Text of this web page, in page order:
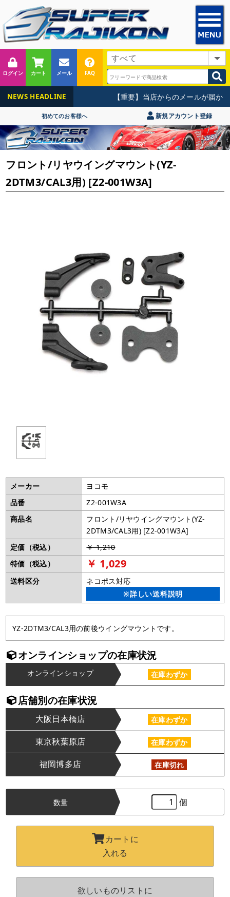
ログイン カート メール FAQ
NEWS HEADLINE 【重要】当店からのメールが届か
初めてのお客様へ 新規アカウント登録
フロント/リヤウイングマウント(YZ-
2DTM3/CAL3用) [Z2-001W3A]
メーカー
ヨコモ
品番
Z2-001W3A
商品名
フロント/リヤウイングマウント(YZ-
2DTM3/CAL3用) [Z2-001W3A]
定価（税込）
￥ 1,210
特価（税込）
￥ 1,029
送料区分
ネコポス対応
※詳しい送料説明
YZ-2DTM3/CAL3用の前後ウイングマウントです。
オンラインショップの在庫状況
オンラインショップ 在庫わずか
店舗別の在庫状況
大阪日本橋店 在庫わずか
東京秋葉原店 在庫わずか
福岡博多店 在庫切れ
数量 個
カートに
入れる
欲しいものリストに